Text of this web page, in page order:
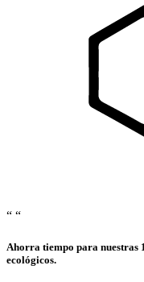
“ “
Ahorra tiempo para nuestras
ecológicos.